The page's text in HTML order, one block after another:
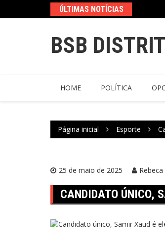
ÚLTIMAS NOTÍCIAS
BSB
HOME POLÍTICA
Página inicial Esporte
25 de maio de 2025
CANDIDATO ÚNICO,